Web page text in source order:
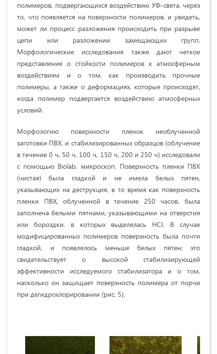
полимеров, подвергающихся воздействию УФ-света, через
то, что появляется на поверхности полимеров, и увидеть,
может ли процесс разложения происходить при разрыве
цепи или разложении замещающих групп.
Морфологические исследования также дают четкое
представление о стойкости полимеров к атмосферным
воздействиям и о том, как производить прочные
полимеры, а также о деформациях, которые происходят,
когда полимер подвергается воздействию атмосферных
условий.
Морфологию поверхности пленок необлученной
заготовки ПВХ, и стабилизированных образцов (облучение
в течение 0 ч, 50 ч, 100 ч, 150 ч, 200 и 250 ч) исследовали
с помощью Biolab. микроскоп. Поверхность пленки ПВХ
(чистая) была гладкой и не имела белых пятен,
указывающих на деструкция, в то время как поверхность
пленки ПВХ, облученной в течение 250 часов, была
заполнена белыми пятнами, указывающими на отверстия
или бороздки, в которых выделялась HCl. В случае
модифицированных полимеров поверхность была почти
гладкой, и появлялось меньше белых пятен; это
свидетельствует о высокой стабилизирующей
эффективности исследуемого стабилизатора и о том,
насколько он защищает поверхность полимера от порчи
при дегидрохлорировании (рис. 5).